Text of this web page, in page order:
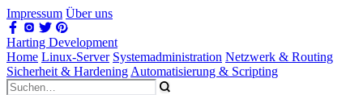
Impressum Über uns
Harting Development
Home Linux-Server Systemadministration Netzwerk & Routing
Sicherheit & Hardening Automatisierung & Scripting